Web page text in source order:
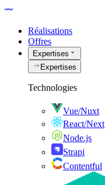
Réalisations
Offres
Expertises
Expertises
Technologies
Vue/Nuxt
React/Next
Node.js
Strapi
Contentful